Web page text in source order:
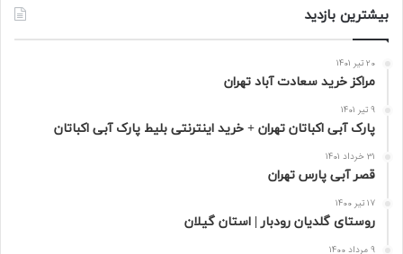
بیشترین بازدید
20 تیر 1401
مراکز خرید سعادت‌ آباد تهران
9 تیر 1401
پارک آبی اکباتان تهران + خرید اینترنتی بلیط پارک آبی اکباتان
31 خرداد 1401
قصر آبی پارس تهران
17 تیر 1400
روستای گلدیان رودبار | استان گیلان
9 مرداد 1400